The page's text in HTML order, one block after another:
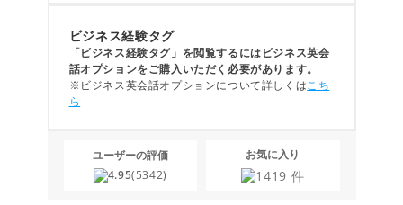
ビジネス経験タグ
「ビジネス経験タグ」を閲覧するにはビジネス英会
話オプションをご購入いただく必要があります。
※ビジネス英会話オプションについて詳しくはこち
ら
ユーザーの評価
4.95(5342)
お気に入り
1419 件